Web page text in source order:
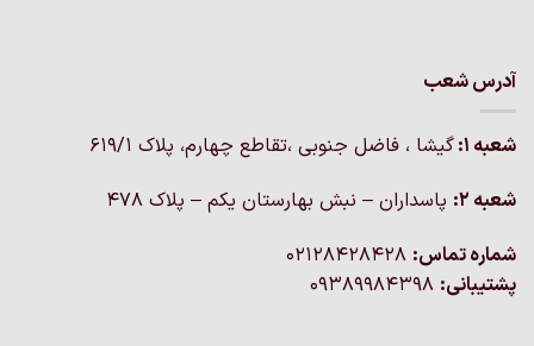
آدرس شعب
شعبه 1:
گيشا ، فاضل جنوبی ،تقاطع چهارم، پلاک 619/1
شعبه 2:
پاسداران – نبش بهارستان یکم – پلاک ۴۷۸
شماره تماس:
پشتیبانی: